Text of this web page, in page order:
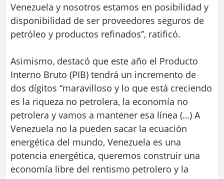
Venezuela y nosotros estamos en posibilidad y
disponibilidad de ser proveedores seguros de
petróleo y productos refinados”, ratificó.
Asimismo, destacó que este año el Producto
Interno Bruto (PIB) tendrá un incremento de
dos dígitos “maravilloso y lo que está creciendo
es la riqueza no petrolera, la economía no
petrolera y vamos a mantener esa línea (…) A
Venezuela no la pueden sacar la ecuación
energética del mundo, Venezuela es una
potencia energética, queremos construir una
economía libre del rentismo petrolero y la